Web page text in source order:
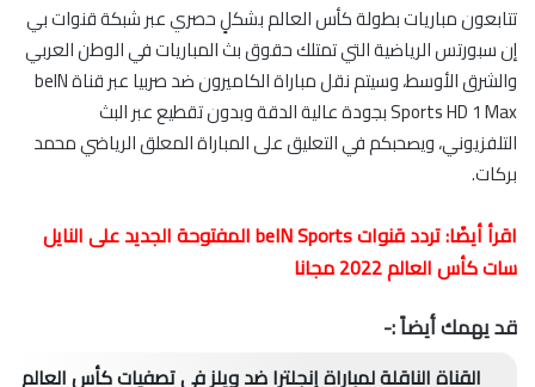
تتابعون مباريات بطولة كأس العالم بشكلٍ حصري عبر شبكة قنوات بي
إن سبورتس الرياضية التي تمتلك حقوق بث المباريات في الوطن العربي
والشرق الأوسط، وسيتم نقل مباراة الكاميرون ضد صربيا عبر قناة beIN
Sports HD 1 Max بجودة عالية الدقة وبدون تقطيع عبر البث
التلفزيوني، ويصحبكم في التعليق على المباراة المعلق الرياضي محمد
بركات.
اقرأ أيضًا:
تردد قنوات beIN Sports المفتوحة الجديد على النايل
سات كأس العالم 2022 مجانا
قد يهمك أيضاً :-
القناة الناقلة لمباراة إنجلترا ضد ويلز في تصفيات كأس العالم